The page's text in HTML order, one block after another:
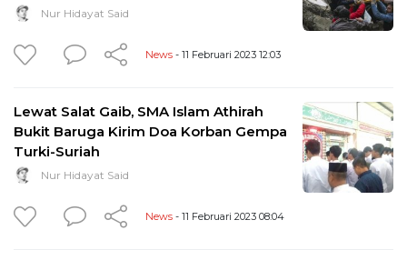
Nur Hidayat Said
News - 11 Februari 2023 12:03
Lewat Salat Gaib, SMA Islam Athirah
Bukit Baruga Kirim Doa Korban Gempa
Turki-Suriah
Nur Hidayat Said
News - 11 Februari 2023 08:04